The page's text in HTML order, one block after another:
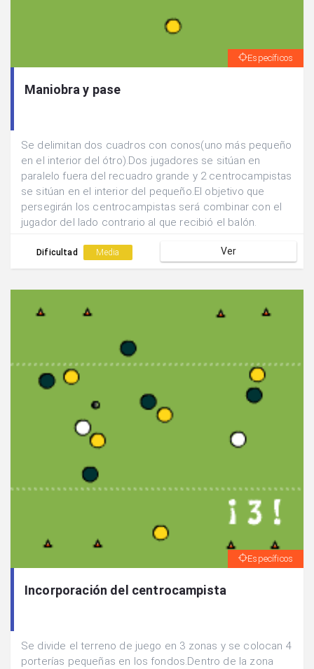
Específicos
Maniobra y pase
Se delimitan dos cuadros con conos(uno más pequeño
en el interior del ótro).Dos jugadores se sitúan en
paralelo fuera del recuadro grande y 2 centrocampistas
se sitúan en el interior del pequeño.El objetivo que
persegirán los centrocampistas será combinar con el
jugador del lado contrario al que recibió el balón.
Dificultad Media Ver
Específicos
Incorporación del centrocampista
Se divide el terreno de juego en 3 zonas y se colocan 4
porterías pequeñas en los fondos.Dentro de la zona